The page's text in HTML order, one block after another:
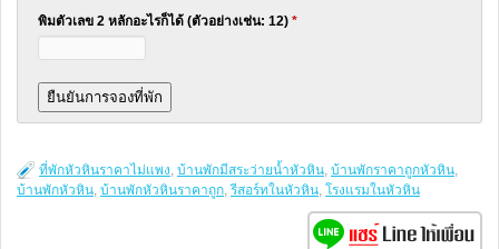
พิมตัวเลข 2 หลักอะไรก็ได้ (ตัวอย่างเช่น: 12) *
ที่พักหัวหินราคาไม่แพง, บ้านพักมีสระว่ายน้ำหัวหิน, บ้านพักราคาถูกหัวหิน,
บ้านพักหัวหิน, บ้านพักหัวหินราคาถูก,รีสอร์ทในหัวหิน, โรงแรมในหัวหิน